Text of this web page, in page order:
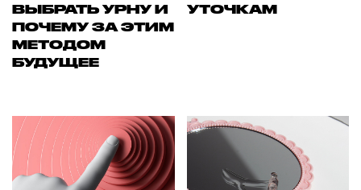
ВЫБРАТЬ УРНУ И
ПОЧЕМУ ЗА ЭТИМ
МЕТОДОМ
БУДУЩЕЕ
УТОЧКАМ